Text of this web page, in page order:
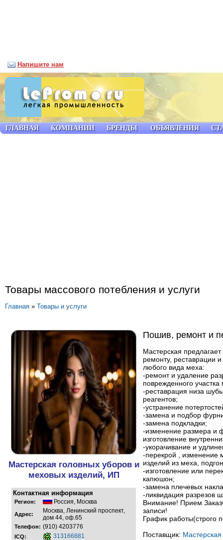
Товары массового потебления и услуги
Главная » Товары и услуги
Мастерская головных уборов и
меховых изделий, ИП
Контактная информация
Регион: Россия Москва
Адрес:
Москва, Ленинский проспект,
дом 44, оф.65
Телефон: (910) 4203776
ICQ: 313166881
Пошив, ремонт и
Мастерская
ремонту, реставрации
любого вида меха:
-ремонт и удаление
поврежденного участка
-реставрация низа
реагентов;
-устранение
-замена и подбор
-замена подкладки;
-изменение размера и
изготовление
-укорачивание и
-перекрой , изменение
изделий из меха,
-изготовление или
капюшон;
-замена плечевых
-ликвидация разрезов
Внимание! Прием
записи!
График работы(строго
Поставщик:
ГЛАВНАЯ КОМПАНИИ БРЕНДЫ ОБЪЯВЛЕНИЯ
Напишите нам